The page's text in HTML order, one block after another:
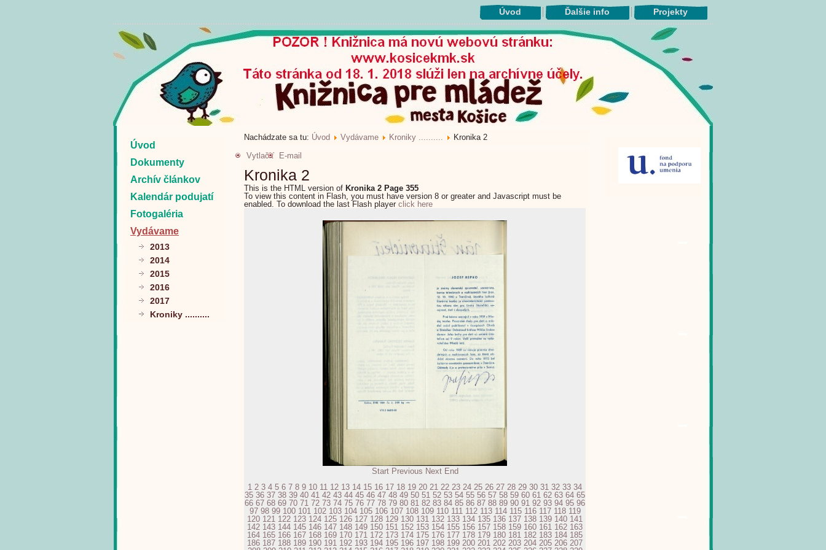
Úvod Ďalšie info Projekty
Úvod
Dokumenty
Archív článkov
Kalendár podujatí
Fotogaléria
Vydávame
2013
2014
2015
2016
2017
Kroniky ..........
Nachádzate sa tu: Úvod Vydávame Kroniky ..........
Kronika 2
Vytlačiť
E-mail
Kronika 2
This is the HTML version of Kronika 2 Page 355
To view this content in Flash, you must have version 8 or greater and Javascript must be
enabled. To download the last Flash player click here
Start Previous Next End
1 2 3 4 5 6 7 8 9 10 11 12 13 14 15 16 17 18 19 20 21 22 23 24 25 26 27 28 29 30 31 32 33 34
35 36 37 38 39 40 41 42 43 44 45 46 47 48 49 50 51 52 53 54 55 56 57 58 59 60 61 62 63 64 65
66 67 68 69 70 71 72 73 74 75 76 77 78 79 80 81 82 83 84 85 86 87 88 89 90 91 92 93 94 95 96
97 98 99 100 101 102 103 104 105 106 107 108 109 110 111 112 113 114 115 116 117 118 119
120 121 122 123 124 125 126 127 128 129 130 131 132 133 134 135 136 137 138 139 140 141
142 143 144 145 146 147 148 149 150 151 152 153 154 155 156 157 158 159 160 161 162 163
164 165 166 167 168 169 170 171 172 173 174 175 176 177 178 179 180 181 182 183 184 185
186 187 188 189 190 191 192 193 194 195 196 197 198 199 200 201 202 203 204 205 206 207